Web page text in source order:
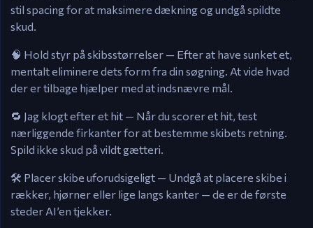
stil spacing for at maksimere dækning og undgå spildte
skud.
🧠 Hold styr på skibsstørrelser — Efter at have sunket et,
mentalt eliminere dets form fra din søgning. At vide hvad
der er tilbage hjælper med at indsnævre mål.
🔁 Jag klogt efter et hit — Når du scorer et hit, test
nærliggende firkanter for at bestemme skibets retning.
Spild ikke skud på vildt gætteri.
🛠️ Placer skibe uforudsigeligt — Undgå at placere skibe i
rækker, hjørner eller lige langs kanter — de er de første
steder AI’en tjekker.